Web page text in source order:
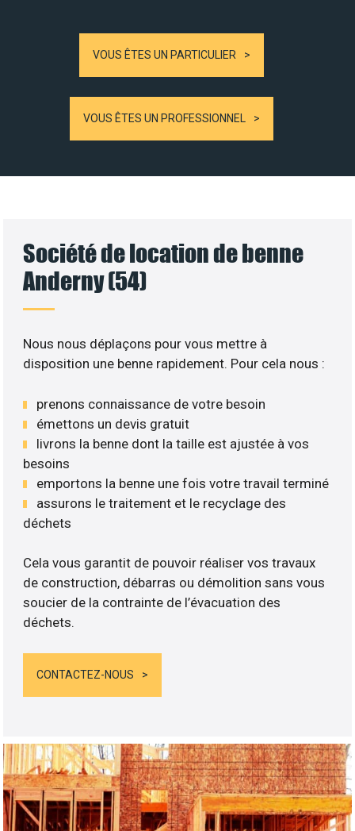
VOUS ÊTES UN PARTICULIER
VOUS ÊTES UN PROFESSIONNEL
Société de location de benne
Anderny (54)
Nous nous déplaçons pour vous mettre à
disposition une benne rapidement. Pour cela nous :
prenons connaissance de votre besoin
émettons un devis gratuit
livrons la benne dont la taille est ajustée à vos
besoins
emportons la benne une fois votre travail terminé
assurons le traitement et le recyclage des
déchets
Cela vous garantit de pouvoir réaliser vos travaux
de construction, débarras ou démolition sans vous
soucier de la contrainte de l’évacuation des
déchets.
CONTACTEZ-NOUS